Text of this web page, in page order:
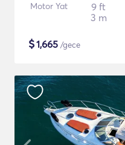
Motor Yat
9 ft
3 m
$1,665 /gece